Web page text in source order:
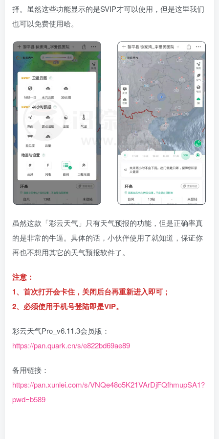
择。虽然这些功能显示的是SVIP才可以使用，但是这里我们
也可以免费使用哈。
虽然这款「彩云天气」只有天气预报的功能，但是正确率真
的是非常的牛逼。具体的话，小伙伴使用了就知道，保证你
再也不想用其它的天气预报软件了。
注意：
1、首次打开会卡住，关闭后台再重新进入即可；
2、必须使用手机号登陆即是VIP。
彩云天气Pro_v6.11.3会员版：
https://pan.quark.cn/s/e822bd69ae89
备用链接：
https://pan.xunlei.com/s/VNQe48o5K21VArDjFQfhmupSA1?
pwd=b589